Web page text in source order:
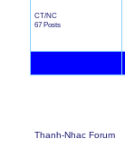
CT/NC
67 Posts
Thanh-Nhac Forum